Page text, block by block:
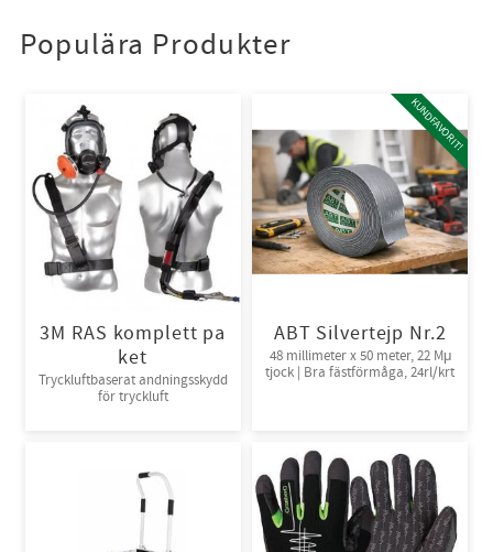
Populära Produkter
3M RAS komplett pa
ket
Tryckluftbaserat andningsskydd
för tryckluft
ABT Silvertejp Nr.2
48 millimeter x 50 meter, 22 Mμ
tjock | Bra fästförmåga, 24rl/krt
KUNDFAVORIT!